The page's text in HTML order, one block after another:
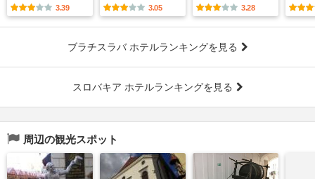
3.39 3.05 3.28
ブラチスラバ ホテルランキングを見る
スロバキア ホテルランキングを見る
周辺の観光スポット